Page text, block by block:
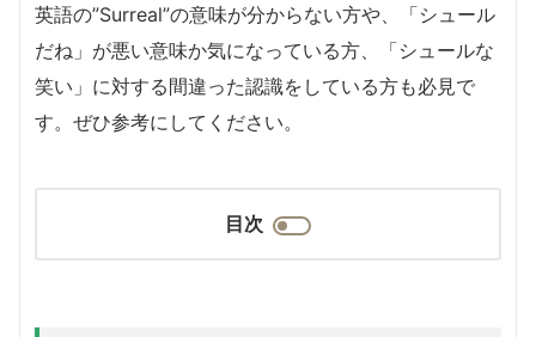
英語の”Surreal”の意味が分からない方や、「シュール
だね」が悪い意味か気になっている方、「シュールな
笑い」に対する間違った認識をしている方も必見で
す。ぜひ参考にしてください。
目次